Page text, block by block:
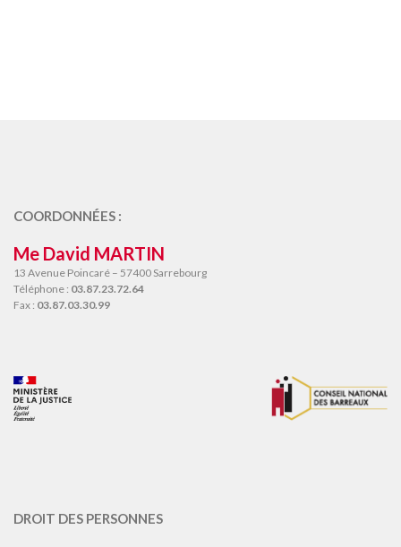
COORDONNÉES :
Me David MARTIN
13 Avenue Poincaré – 57400 Sarrebourg
Téléphone : 03.87.23.72.64
Fax : 03.87.03.30.99
DROIT DES PERSONNES